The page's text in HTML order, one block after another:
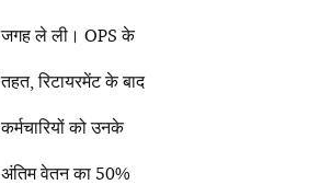
जगह ले ली। OPS के
तहत, रिटायरमेंट के बाद
कर्मचारियों को उनके
अंतिम वेतन का 50%